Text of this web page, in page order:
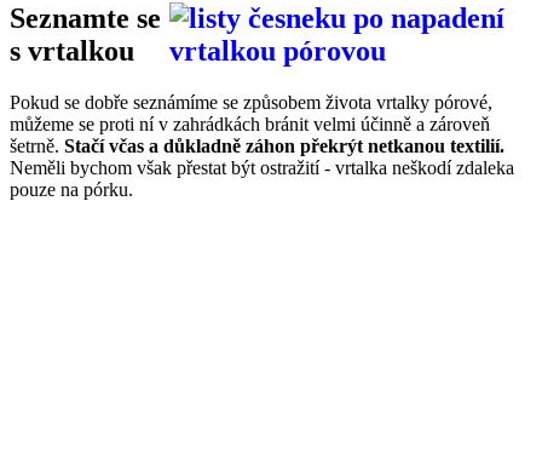
Seznamte se
s vrtalkou
Pokud se dobře seznámíme se způsobem života vrtalky pórové,
můžeme se proti ní v zahrádkách bránit velmi účinně a zároveň
šetrně. Stačí včas a důkladně záhon překrýt netkanou textilií.
Neměli bychom však přestat být ostražití - vrtalka neškodí zdaleka
pouze na pórku.